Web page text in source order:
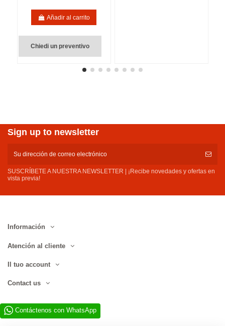
Añadir al carrito
Chiedi un preventivo
Sign up to newsletter
SUSCRÍBETE A NUESTRA NEWSLETTER | ¡Recibe novedades y ofertas en
vista previa!
Información
Atención al cliente
Il tuo account
Contact us
Contáctenos con WhatsApp